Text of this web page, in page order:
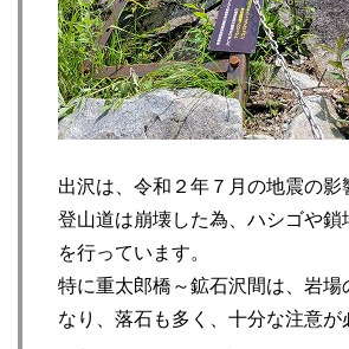
出沢は、令和２年７月の地震の
登山道は崩壊した為、ハシゴや鎖
を行っています。
特に重太郎橋～鉱石沢間は、岩場
なり、落石も多く、十分な注意が